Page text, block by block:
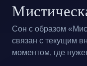
Сон с образом
связан с текущим
моментом, где